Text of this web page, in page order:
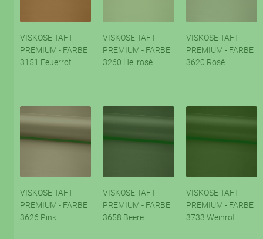
VISKOSE TAFT
PREMIUM - FARBE
3151 Feuerrot
VISKOSE TAFT
PREMIUM - FARBE
3260 Hellrosé
VISKOSE TAFT
PREMIUM - FARBE
3620 Rosé
VISKOSE TAFT
PREMIUM - FARBE
3626 Pink
VISKOSE TAFT
PREMIUM - FARBE
3658 Beere
VISKOSE TAFT
PREMIUM - FARBE
3733 Weinrot